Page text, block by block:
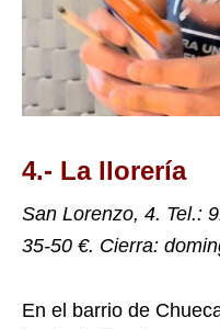
4.- La llorería
San Lorenzo, 4. Tel.:
35-50 €. Cierra:
En el barrio de